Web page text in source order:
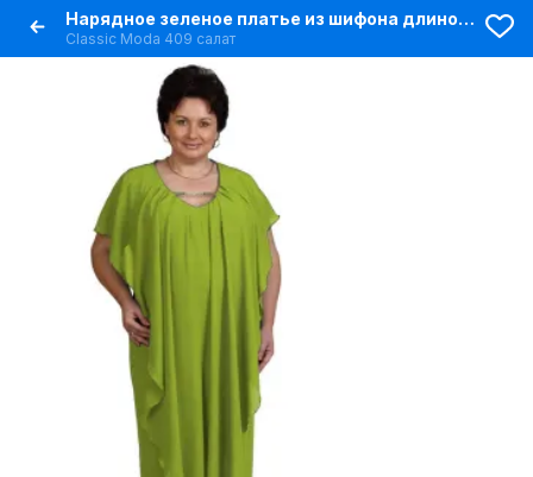
Нарядное зеленое платье из шифона длиной 119 см
Classic Moda 409 салат